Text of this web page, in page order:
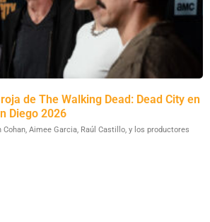
de The Walking Dead: Dead City en
Diego 2026
Aimee Garcia, Raúl Castillo, y los productores